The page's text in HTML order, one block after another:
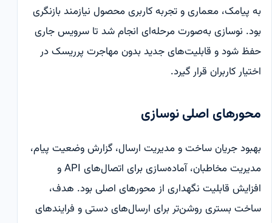
به پیامک، معماری و تجربه کاربری محصول نیازمند بازنگری
بود. نوسازی به‌صورت مرحله‌ای انجام شد تا سرویس جاری
حفظ شود و قابلیت‌های جدید بدون مهاجرت پرریسک در
اختیار کاربران قرار گیرد.
محورهای اصلی نوسازی
بهبود جریان ساخت و مدیریت ارسال، گزارش وضعیت پیام،
مدیریت مخاطبان، آماده‌سازی برای اتصال‌های API و
افزایش قابلیت نگهداری از محورهای اصلی بود. هدف،
ساخت بستری روشن‌تر برای ارسال‌های دستی و فرایندهای